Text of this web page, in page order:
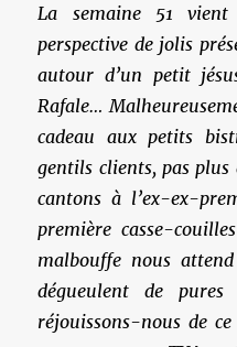
La semaine 51
perspective de jolis
autour d’un petit
Rafale…
cadeau aux petits
gentils clients, pas plus
cantons à l’ex-ex-
première casse-
malbouffe nous
dégueulent de pures
réjouissons-nous de